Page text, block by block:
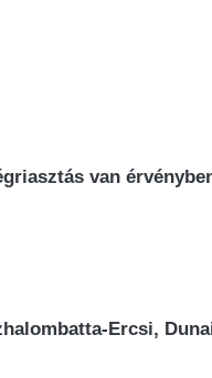
van
Ercsi,